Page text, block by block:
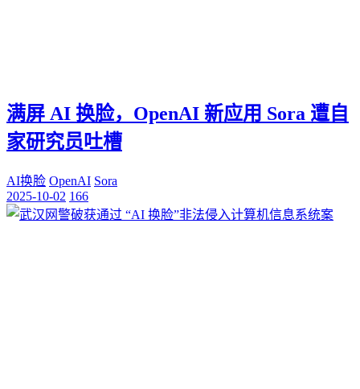
满屏 AI 换脸，OpenAI 新应用 Sora 遭自
家研究员吐槽
AI换脸 OpenAI Sora
2025-10-02 166